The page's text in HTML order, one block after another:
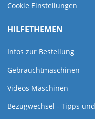
Cookie Einstellungen
HILFETHEMEN
Infos zur Bestellung
Gebrauchtmaschinen
Videos Maschinen
Bezugwechsel - Tipps